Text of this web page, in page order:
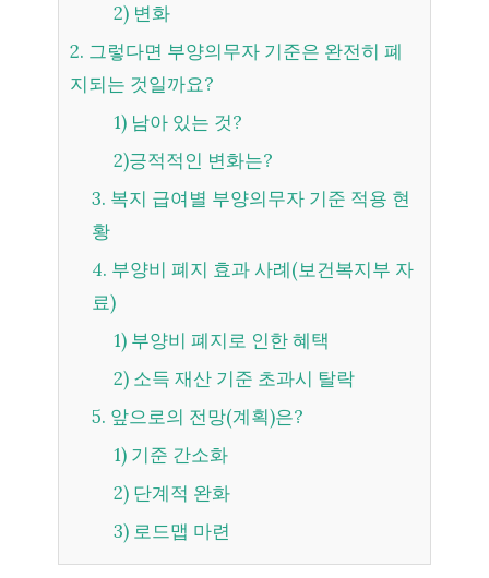
2) 변화
2. 그렇다면 부양의무자 기준은 완전히 폐
지되는 것일까요?
1) 남아 있는 것?
2)긍적적인 변화는?
3. 복지 급여별 부양의무자 기준 적용 현
황
4. 부양비 폐지 효과 사례(보건복지부 자
료)
1) 부양비 폐지로 인한 혜택
2) 소득 재산 기준 초과시 탈락
5. 앞으로의 전망(계획)은?
1) 기준 간소화
2) 단계적 완화
3) 로드맵 마련